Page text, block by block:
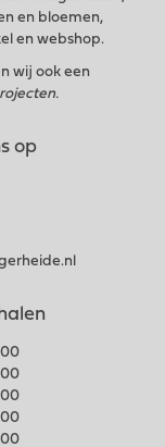
en bloemen,
en webshop.
wij ook een
op